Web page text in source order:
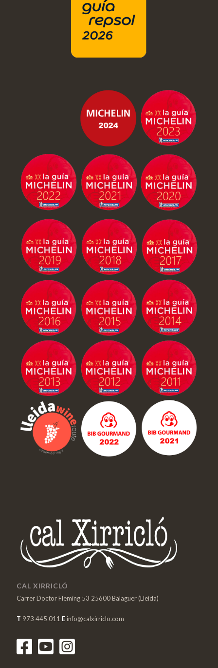
CAL XIRRICLÓ
Carrer Doctor Fleming 53 25600 Balaguer (Lleida)
T 973 445 011 Einfo@calxirriclo.com